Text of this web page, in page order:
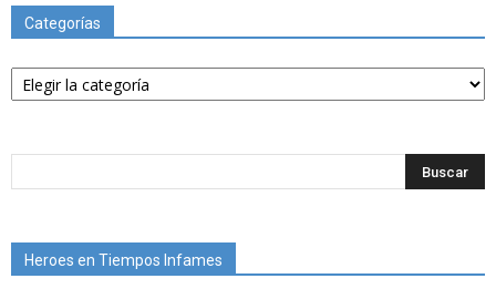
Categorías
Categorías
Heroes en Tiempos Infames